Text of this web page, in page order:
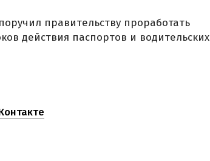
правительству проработать
действия паспортов и водительских